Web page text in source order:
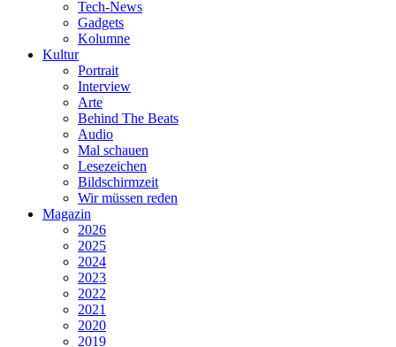
Tech-News
Gadgets
Kolumne
Kultur
Portrait
Interview
Arte
Behind The Beats
Audio
Mal schauen
Lesezeichen
Bildschirmzeit
Wir müssen reden
Magazin
2026
2025
2024
2023
2022
2021
2020
2019